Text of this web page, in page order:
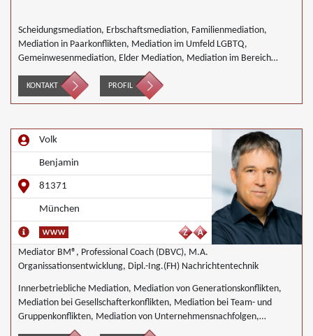
Scheidungsmediation, Erbschaftsmediation, Familienmediation,
Mediation in Paarkonflikten, Mediation im Umfeld LGBTQ,
Gemeinwesenmediation, Elder Mediation, Mediation im Bereich
Integration und Inklusion, Interkulturelle Mediation,
Nachbarschaftsmediation, Schulmediation
KONTAKT PROFIL
Volk
Benjamin
81371
München
Mediator BM®, Professional Coach (DBVC), M.A.
Organissationsentwicklung, Dipl.-Ing.(FH) Nachrichtentechnik
Innerbetriebliche Mediation, Mediation von Generationskonflikten,
Mediation bei Gesellschafterkonflikten, Mediation bei Team- und
Gruppenkonflikten, Mediation von Unternehmensnachfolgen,
Wirtschaftsmediation